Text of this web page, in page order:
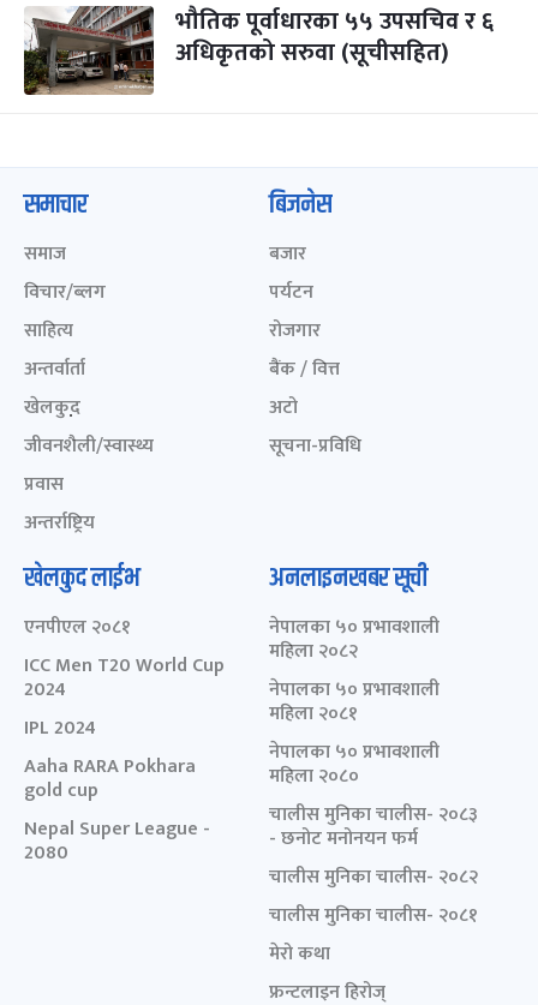
भौतिक पूर्वाधारका ५५ उपसचिव र ६
अधिकृतको सरुवा (सूचीसहित)
समाचार
समाज
विचार/ब्लग
साहित्य
अन्तर्वार्ता
खेलकुद़़
जीवनशैली/स्वास्थ्य
प्रवास
अन्तर्राष्ट्रिय
बिजनेस
बजार
पर्यटन
रोजगार
बैंक / वित्त
अटो
सूचना-प्रविधि
खेलकुद लाईभ
एनपीएल २०८१
ICC Men T20 World Cup
2024
IPL 2024
Aaha RARA Pokhara
gold cup
Nepal Super League -
2080
अनलाइनखबर सूची
नेपालका ५० प्रभावशाली
महिला २०८२
नेपालका ५० प्रभावशाली
महिला २०८१
नेपालका ५० प्रभावशाली
महिला २०८०
चालीस मुनिका चालीस- २०८३
- छनोट मनोनयन फर्म
चालीस मुनिका चालीस- २०८२
चालीस मुनिका चालीस- २०८१
मेरो कथा
फ्रन्टलाइन हिरोज्